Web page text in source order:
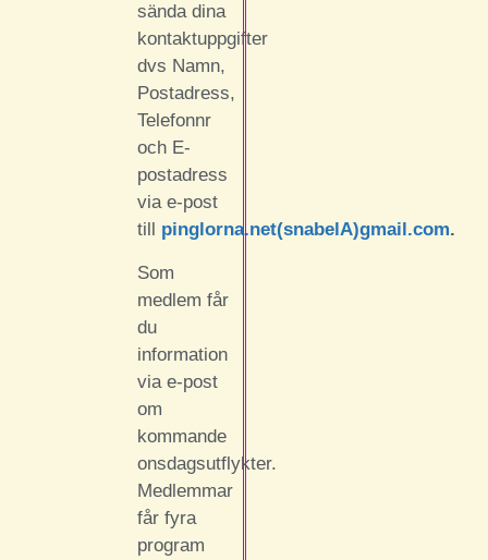
sända dina
kontaktuppgifter
dvs Namn,
Postadress,
Telefonnr
och E-
postadress
via e-post
till pinglorna.net(snabelA)gmail.com.
Som
medlem får
du
information
via e-post
om
kommande
onsdagsutflykter.
Medlemmar
får fyra
program